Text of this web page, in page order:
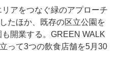
アをつなぐ緑のアプローチ
たほか、既存の区立公園を
開業する。GREEN WALK
って3つの飲食店舗を5月30